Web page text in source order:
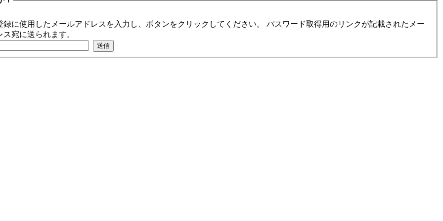
に使用したメールアドレスを入力し、ボタンをクリックしてください。 パスワード取得用のリンクが記載されたメー
宛に送られます。